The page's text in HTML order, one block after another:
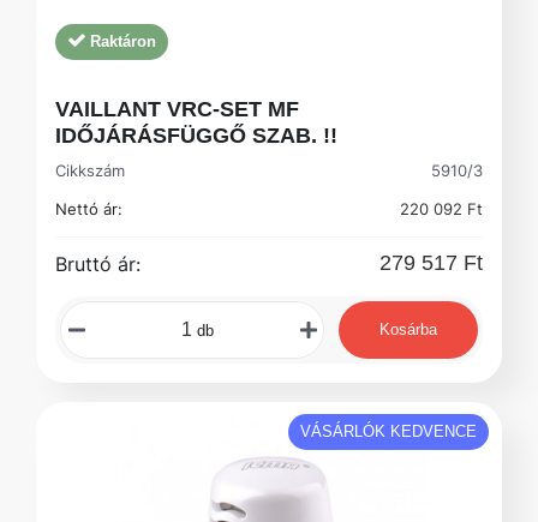
Raktáron
VAILLANT VRC-SET MF
IDŐJÁRÁSFÜGGŐ SZAB. !!
Cikkszám
5910/3
Nettó ár:
220 092 Ft
Bruttó ár: 279 517 Ft
db Kosárba
VÁSÁRLÓK KEDVENCE